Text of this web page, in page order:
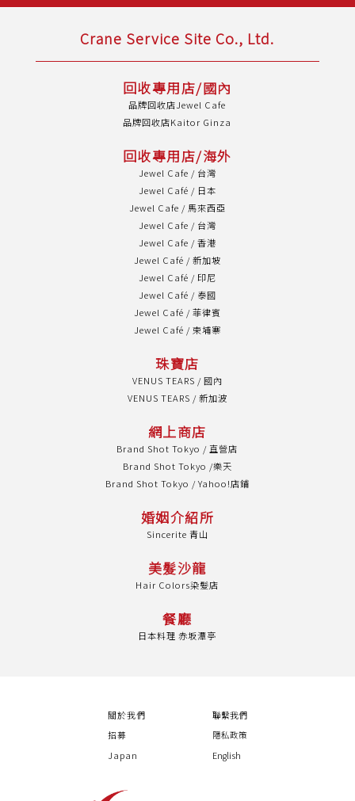
Crane Service Site Co., Ltd.
回收專用店/國內
品牌回收店Jewel Cafe
品牌回收店Kaitor Ginza
回收專用店/海外
Jewel Cafe / 台灣
Jewel Café / 日本
Jewel Cafe / 馬來西亞
Jewel Cafe / 台灣
Jewel Cafe / 香港
Jewel Café / 新加坡
Jewel Café / 印尼
Jewel Café / 泰國
Jewel Café / 菲律賓
Jewel Café / 柬埔寨
珠寶店
VENUS TEARS / 國內
VENUS TEARS / 新加波
網上商店
Brand Shot Tokyo / 直營店
Brand Shot Tokyo /樂天
Brand Shot Tokyo / Yahoo!店鋪
婚姻介紹所
Sincerite 青山
美髮沙龍
Hair Colors染髮店
餐廳
日本料理 赤坂潭亭
關於我們
招募
Japan
聯繫我們
隱私政策
English